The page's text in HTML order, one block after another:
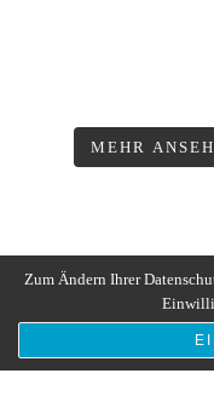
MEHR
Zum Ändern Ihrer